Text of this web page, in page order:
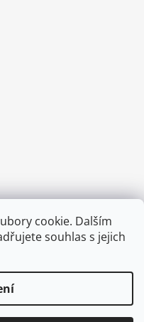
cookie. Dalším
souhlas s jejich